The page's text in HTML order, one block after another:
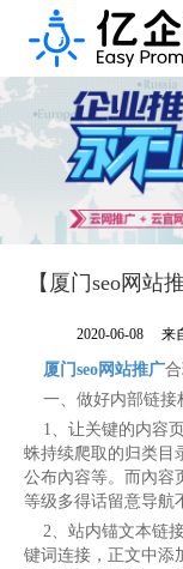
【厦门seo网站
2020-06-08 来
厦门seo网站推广
一、做好内部链接
1、让关键的内容
蛛持续爬取的归类目
公布內容等。而內容
等级多得话留意导航
2、站内锚文本链
键词连接，正文中添